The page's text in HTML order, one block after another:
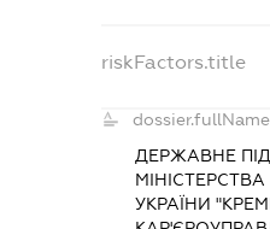
riskFactors.title
ДЕРЖАВНЕ
УКРАЇНИ